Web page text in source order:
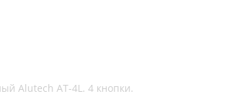
Alutech AT-4L. 4 кнопки.